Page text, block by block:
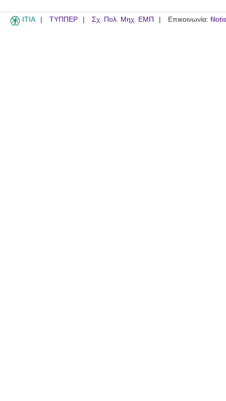
ITIA ΤΥΠΠΕΡ Σχ. Πολ. Μηχ. ΕΜΠ Επικοινωνία: